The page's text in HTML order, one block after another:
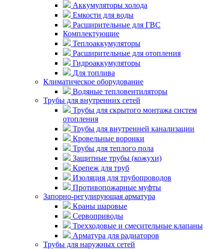
Аккумуляторы холода
Емкости для воды
Расширительные для ГВС
Комплектующие
Теплоаккумуляторы
Расширительные для отопления
Гидроаккумуляторы
Для топлива
Климатическое оборудование
Водяные тепловентиляторы
Трубы для внутренних сетей
Трубы для скрытого монтажа систем
отопления
Трубы для внутренней канализации
Кровельные воронки
Трубы для теплого пола
Защитные трубы (кожухи)
Крепеж для труб
Изоляция для трубопроводов
Противопожарные муфты
Запорно-регулирующая арматура
Краны шаровые
Сервоприводы
Трехходовые и смесительные клапаны
Арматура для радиаторов
Трубы для наружных сетей